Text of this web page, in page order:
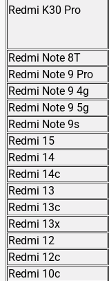
Redmi K30 Pro
Redmi Note 8T
Redmi Note 9 Pro
Redmi Note 9 4g
Redmi Note 9 5g
Redmi Note 9s
Redmi 15
Redmi 14
Redmi 14c
Redmi 13
Redmi 13c
Redmi 13x
Redmi 12
Redmi 12c
Redmi 10c